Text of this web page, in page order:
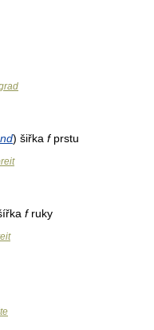
) šiřka fprstu
fruky